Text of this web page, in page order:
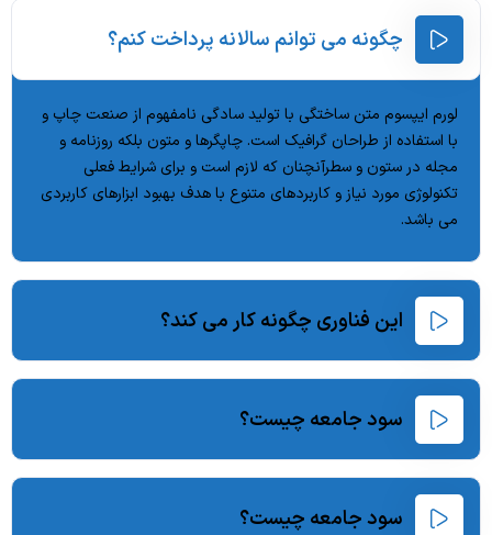
چگونه می توانم سالانه پرداخت کنم؟
لورم ایپسوم متن ساختگی با تولید سادگی نامفهوم از صنعت چاپ و
با استفاده از طراحان گرافیک است. چاپگرها و متون بلکه روزنامه و
مجله در ستون و سطرآنچنان که لازم است و برای شرایط فعلی
تکنولوژی مورد نیاز و کاربردهای متنوع با هدف بهبود ابزارهای کاربردی
می باشد.
این فناوری چگونه کار می کند؟
سود جامعه چیست؟
سود جامعه چیست؟